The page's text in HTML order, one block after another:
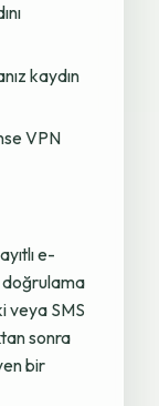
kaydın
VPN
e-
doğrulama
veya SMS
sonra
bir